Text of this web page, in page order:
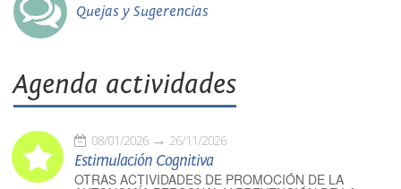
Quejas y Sugerencias
Agenda actividades
08/01/2026 26/11/2026
Estimulación Cognitiva
OTRAS ACTIVIDADES DE PROMOCIÓN DE LA